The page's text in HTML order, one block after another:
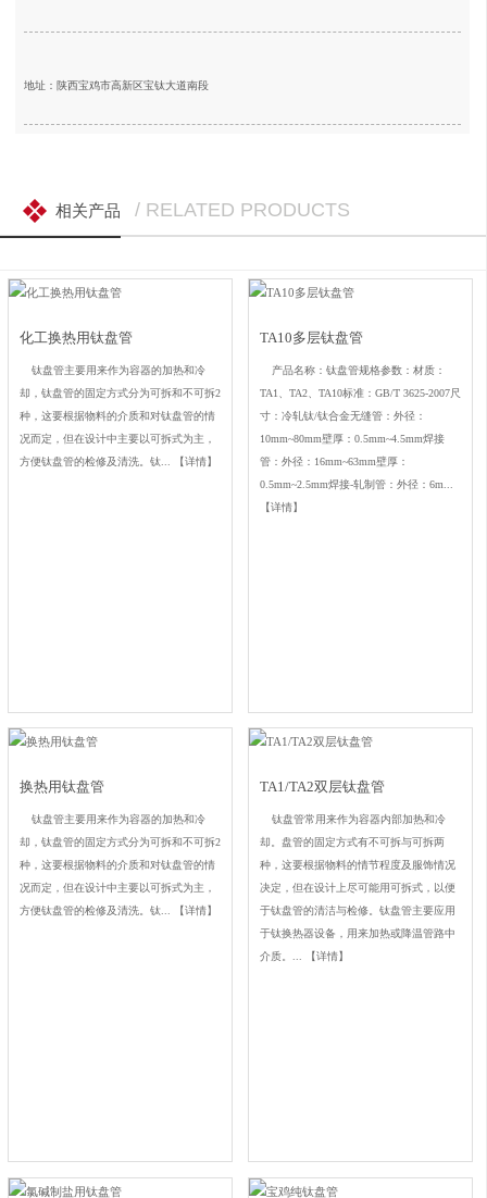
地址：陕西宝鸡市高新区宝钛大道南段
相关产品 / RELATED PRODUCTS
化工换热用钛盘管
钛盘管主要用来作为容器的加热和冷
却，钛盘管的固定方式分为可拆和不可拆2
种，这要根据物料的介质和对钛盘管的情
况而定，但在设计中主要以可拆式为主，
方便钛盘管的检修及清洗。钛...
【详情】
TA10多层钛盘管
产品名称：钛盘管规格参数：材质：
TA1、TA2、TA10标准：GB/T 3625-2007尺
寸：冷轧钛/钛合金无缝管：外径：
10mm~80mm壁厚：0.5mm~4.5mm焊接
管：外径：16mm~63mm壁厚：
0.5mm~2.5mm焊接-轧制管：外径：6m...
【详情】
换热用钛盘管
钛盘管主要用来作为容器的加热和冷
却，钛盘管的固定方式分为可拆和不可拆2
种，这要根据物料的介质和对钛盘管的情
况而定，但在设计中主要以可拆式为主，
方便钛盘管的检修及清洗。钛...
【详情】
TA1/TA2双层钛盘管
钛盘管常用来作为容器内部加热和冷
却。盘管的固定方式有不可拆与可拆两
种，这要根据物料的情节程度及服饰情况
决定，但在设计上尽可能用可拆式，以便
于钛盘管的清洁与检修。钛盘管主要应用
于钛换热器设备，用来加热或降温管路中
介质。...
【详情】